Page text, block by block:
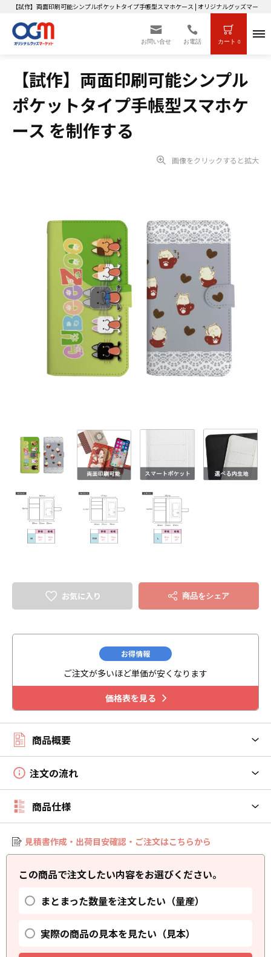
【試作】両面印刷可能シンプルポケットタイプ手帳型スマホケース | オリジナルグッズマーケ
お問い合せ お電話 カート 0
【試作】両面印刷可能シンプル
ポケットタイプ手帳型スマホケ
ース を制作する
画像をクリックすると拡大
お気に入り 商品をシェア
お得情報
ご注文が多いほど単価が安くなります
価格表を見る
商品概要
注文の流れ
商品仕様
見積書作成・出荷目安確認・ご注文はこちらから
この商品で注文したい内容をお選びください。
まとまった数量を注文したい（量産）
実際の商品の見本を見たい（見本）